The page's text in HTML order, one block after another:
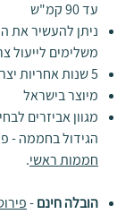
עד 90 קמ"ש
ניתן להעשיר את
משלימים לייעול
5 שנות אחריות יצרן
מיוצר בישראל
מגוון אביזרים
הגידול בחממה -
חממות ראשי.
הובלה חינם-